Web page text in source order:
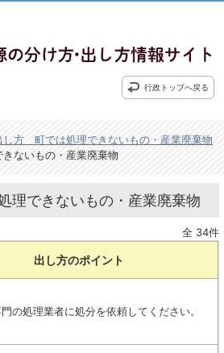
行政トップへ戻る
し方 町では処理できないもの・産業廃棄物
ないもの・産業廃棄物
理できないもの・産業廃棄物
全 34件
出し方のポイント
の処理業者に処分を依頼してください。